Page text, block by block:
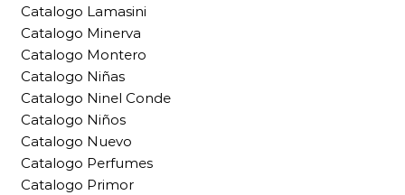
Catalogo Lamasini
Catalogo Minerva
Catalogo Montero
Catalogo Niñas
Catalogo Ninel Conde
Catalogo Niños
Catalogo Nuevo
Catalogo Perfumes
Catalogo Primor